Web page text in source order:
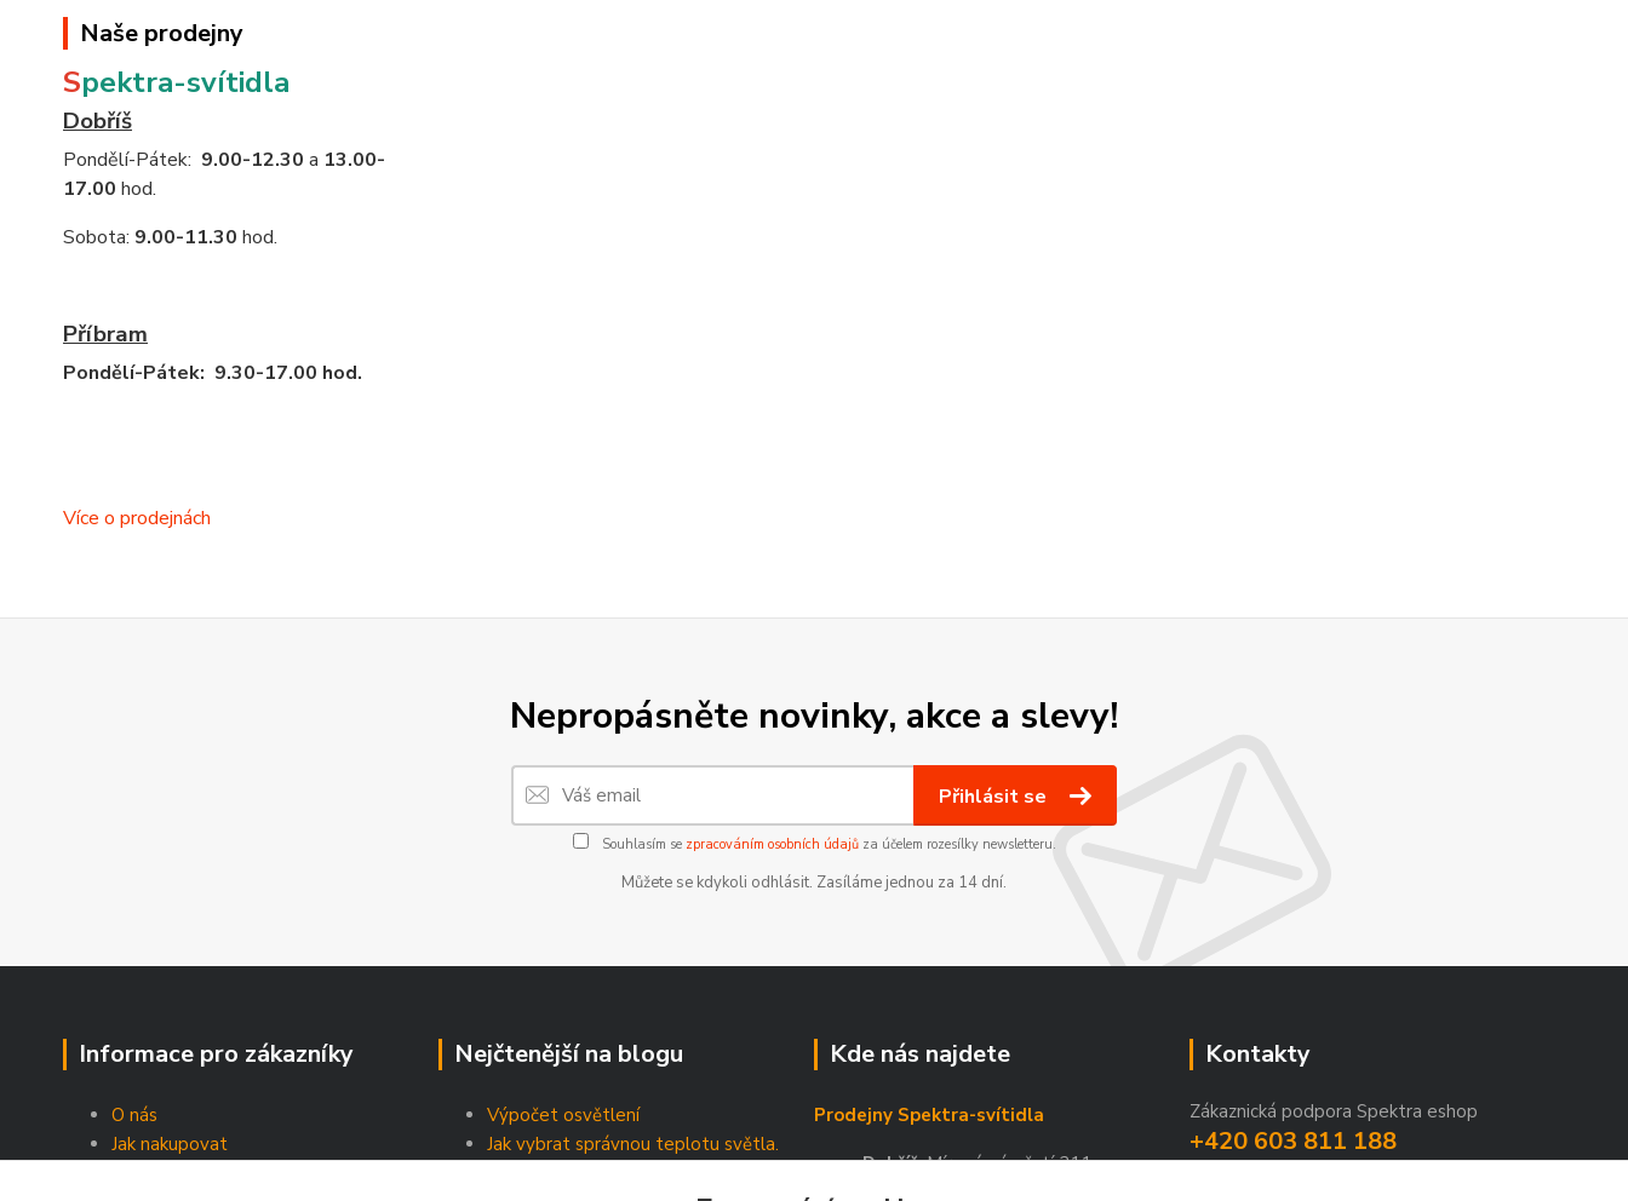
Naše prodejny
Spektra-svítidla
Dobříš
Pondělí-Pátek: 9.00-12.30 a 13.00-
17.00 hod.
Sobota: 9.00-11.30 hod.
Příbram
Pondělí-Pátek: 9.30-17.00 hod.
Více o prodejnách
Nepropásněte novinky, akce a slevy!
Přihlásit se
Souhlasím se zpracováním osobních údajůza účelem rozesílky newsletteru.
Můžete se kdykoli odhlásit. Zasíláme jednou za 14 dní.
Informace pro zákazníky
O nás
Jak nakupovat
Nejčtenější na blogu
Výpočet osvětlení
Jak vybrat správnou teplotu světla.
Kde nás najdete
Prodejny Spektra-svítidla
Dobříš, Mírové náměstí 211
Příbram
Kontakty
Zákaznická podpora Spektra eshop
+420 603 811 188